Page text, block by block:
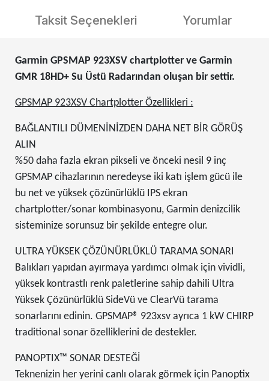
Taksit Seçenekleri Yorumlar
Garmin GPSMAP 923XSV chartplotter ve Garmin
GMR 18HD+ Su Üstü Radarından oluşan bir settir.
GPSMAP 923XSV Chartplotter Özellikleri :
BAĞLANTILI DÜMENİNİZDEN DAHA NET BİR GÖRÜŞ
ALIN
%50 daha fazla ekran pikseli ve önceki nesil 9 inç
GPSMAP cihazlarının neredeyse iki katı işlem gücü ile
bu net ve yüksek çözünürlüklü IPS ekran
chartplotter/sonar kombinasyonu, Garmin denizcilik
sisteminize sorunsuz bir şekilde entegre olur.
ULTRA YÜKSEK ÇÖZÜNÜRLÜKLÜ TARAMA SONARI
Balıkları yapıdan ayırmaya yardımcı olmak için vividli,
yüksek kontrastlı renk paletlerine sahip dahili Ultra
Yüksek Çözünürlüklü SideVü ve ClearVü tarama
sonarlarını edinin. GPSMAP® 923xsv ayrıca 1 kW CHIRP
traditional sonar özelliklerini de destekler.
PANOPTIX™ SONAR DESTEĞİ
Teknenizin her yerini canlı olarak görmek için Panoptix